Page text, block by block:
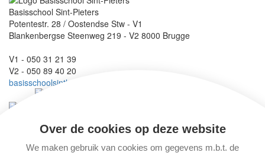
Basisschool Sint-Pieters
Potentestr. 28 / Oostendse Stw - V1
Blankenbergse Steenweg 219 - V2 8000 Brugge
V1 - 050 31 21 39
V2 - 050 89 40 20
basisschoolsintleosintpieters@slhd.be
Over de cookies op deze website
We maken gebruik van cookies om gegevens m.b.t. de